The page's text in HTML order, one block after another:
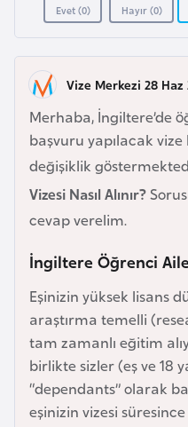
Evet (0) Hayır (0)
Vize Merkezi 28 Haz
Merhaba, İngiltere’de
başvuru yapılacak
değişiklik
Vizesi Nasıl Alınır?
cevap verelim.
İngiltere Öğrenci
Eşinizin yüksek lisans
araştırma temelli
tam zamanlı eğitim
birlikte sizler (eş ve 18
“dependants” olarak
eşinizin vizesi
B
a
h
r
e
y
n
B
n
g
l
a
d
e